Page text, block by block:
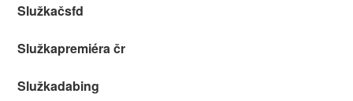
Služkačsfd
Služkapremiéra čr
Služkadabing